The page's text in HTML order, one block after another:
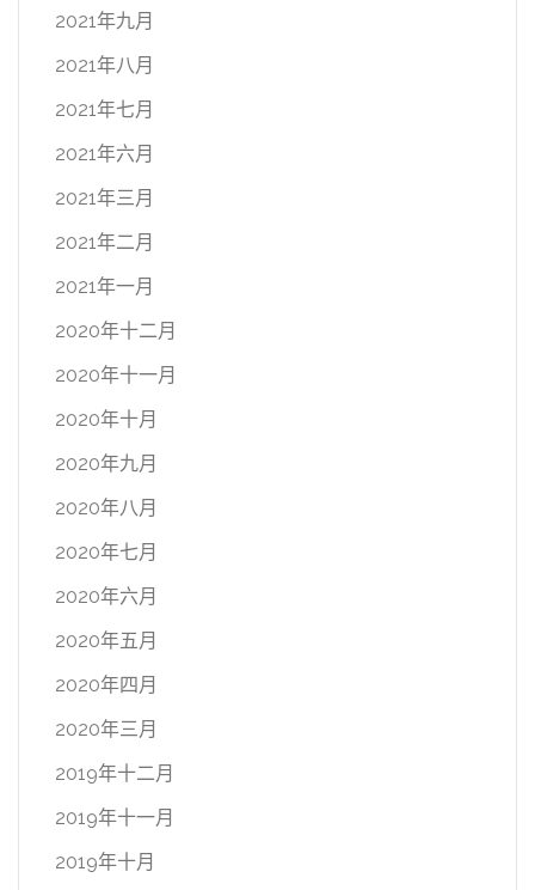
2021年九月
2021年八月
2021年七月
2021年六月
2021年三月
2021年二月
2021年一月
2020年十二月
2020年十一月
2020年十月
2020年九月
2020年八月
2020年七月
2020年六月
2020年五月
2020年四月
2020年三月
2019年十二月
2019年十一月
2019年十月